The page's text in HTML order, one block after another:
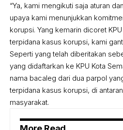
“Ya, kami mengikuti saja aturan
upaya kami menunjukkan
korupsi. Yang kemarin dicoret
terpidana kasus korupsi, kami
Seperti yang telah diberitakan
yang didaftarkan ke KPU Kota
nama bacaleg dari dua parpol
terpidana kasus korupsi, di
masyarakat.